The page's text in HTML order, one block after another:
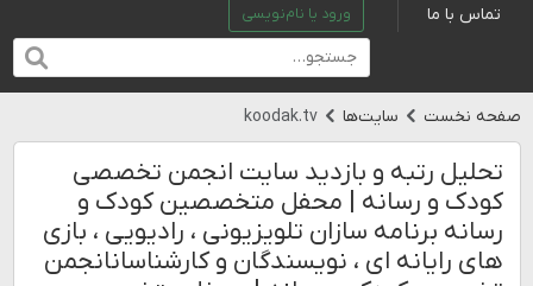
تماس با ما
ورود یا نام‌نویسی
صفحه نخست سایت‌ها koodak.tv
تحلیل رتبه و بازدید سایت انجمن تخصصی
کودک و رسانه | محفل متخصصین کودک و
رسانه برنامه سازان تلویزیونی ، رادیویی ، بازی
های رایانه ای ، نویسندگان و کارشناسانانجمن